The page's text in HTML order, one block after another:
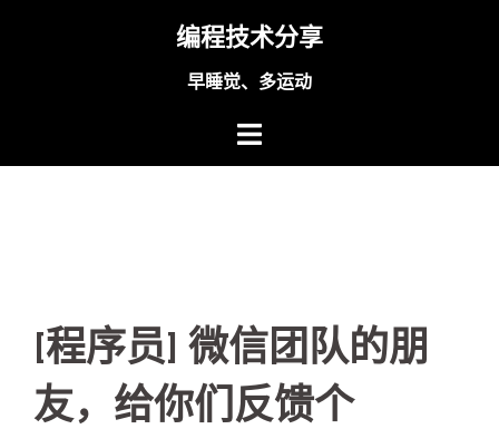
编程技术分享
早睡觉、多运动
[程序员] 微信团队的朋
友，给你们反馈个